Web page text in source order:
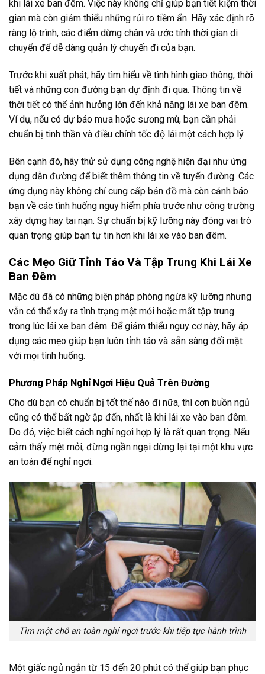
khi lái xe ban đêm. Việc này không chỉ giúp bạn tiết kiệm thời
gian mà còn giảm thiểu những rủi ro tiềm ẩn. Hãy xác định rõ
ràng lộ trình, các điểm dừng chân và ước tính thời gian di
chuyển để dễ dàng quản lý chuyến đi của bạn.
Trước khi xuất phát, hãy tìm hiểu về tình hình giao thông, thời
tiết và những con đường bạn dự định đi qua. Thông tin về
thời tiết có thể ảnh hưởng lớn đến khả năng lái xe ban đêm.
Ví dụ, nếu có dự báo mưa hoặc sương mù, bạn cần phải
chuẩn bị tinh thần và điều chỉnh tốc độ lái một cách hợp lý.
Bên cạnh đó, hãy thử sử dụng công nghệ hiện đại như ứng
dụng dẫn đường để biết thêm thông tin về tuyến đường. Các
ứng dụng này không chỉ cung cấp bản đồ mà còn cảnh báo
bạn về các tình huống nguy hiểm phía trước như công trường
xây dựng hay tai nạn. Sự chuẩn bị kỹ lưỡng này đóng vai trò
quan trọng giúp bạn tự tin hơn khi lái xe vào ban đêm.
Các Mẹo Giữ Tỉnh Táo Và Tập Trung Khi Lái Xe
Ban Đêm
Mặc dù đã có những biện pháp phòng ngừa kỹ lưỡng nhưng
vẫn có thể xảy ra tình trạng mệt mỏi hoặc mất tập trung
trong lúc lái xe ban đêm. Để giảm thiểu nguy cơ này, hãy áp
dụng các mẹo giúp bạn luôn tỉnh táo và sẵn sàng đối mặt
với mọi tình huống.
Phương Pháp Nghỉ Ngơi Hiệu Quả Trên Đường
Cho dù bạn có chuẩn bị tốt thế nào đi nữa, thì cơn buồn ngủ
cũng có thể bất ngờ ập đến, nhất là khi lái xe vào ban đêm.
Do đó, việc biết cách nghỉ ngơi hợp lý là rất quan trọng. Nếu
cảm thấy mệt mỏi, đừng ngần ngại dừng lại tại một khu vực
an toàn để nghỉ ngơi.
Tìm một chỗ an toàn nghỉ ngơi trước khi tiếp tục hành trình
Một giấc ngủ ngắn từ 15 đến 20 phút có thể giúp bạn phục